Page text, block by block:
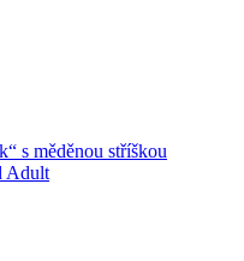
s měděnou stříškou
Adult